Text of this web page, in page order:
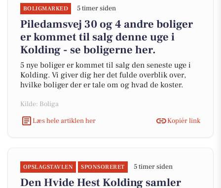
BOLIGMARKED 5 timer siden
Piledamsvej 30 og 4 andre boliger
er kommet til salg denne uge i
Kolding - se boligerne her.
5 nye boliger er kommet til salg den seneste uge i
Kolding. Vi giver dig her det fulde overblik over,
hvilke boliger der er tale om og hvad de koster.
Kilde: Boliga
Læs hele artiklen her
Kopiér link
OPSLAGSTAVLEN SPONSORERET 5 timer siden
Den Hvide Hest Kolding samler